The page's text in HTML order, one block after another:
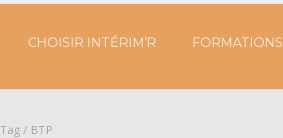
CHOISIR INTÉRIM’R FORMATIONS
Tag / BTP